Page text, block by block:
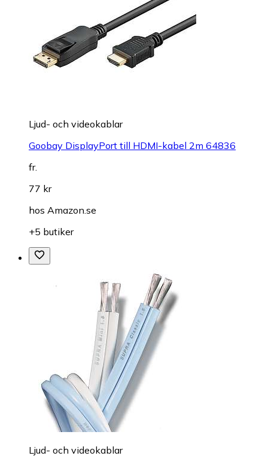
Ljud- och videokablar
Goobay DisplayPort till HDMI-kabel 2m 64836
fr.
77 kr
hos Amazon.se
+5 butiker
Ljud- och videokablar